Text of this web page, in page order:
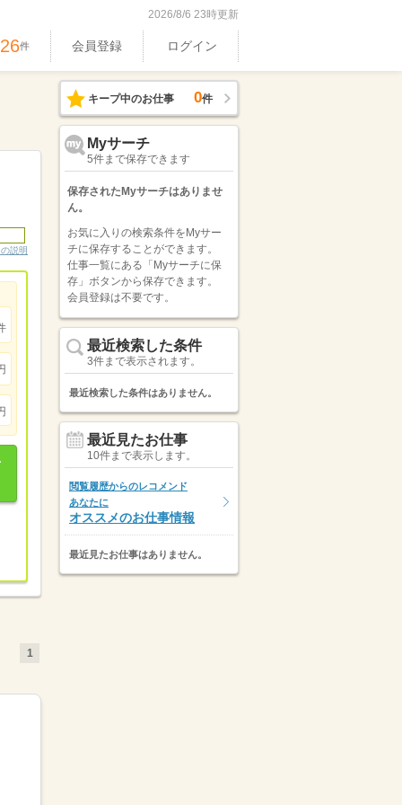
2026/8/6 23時更新
件 会員登録 ログイン
説明
1
キープ中のお仕事 0件
Myサーチ
5件まで保存できます
保存されたMyサーチはありませ
ん。
お気に入りの検索条件をMyサー
チに保存することができます。
仕事一覧にある「Myサーチに保
存」ボタンから保存できます。
会員登録は不要です。
最近検索した条件
3件まで表示されます。
最近検索した条件はありません。
最近見たお仕事
10件まで表示します。
閲覧履歴からのレコメンド
あなたに
オススメのお仕事情報
最近見たお仕事はありません。